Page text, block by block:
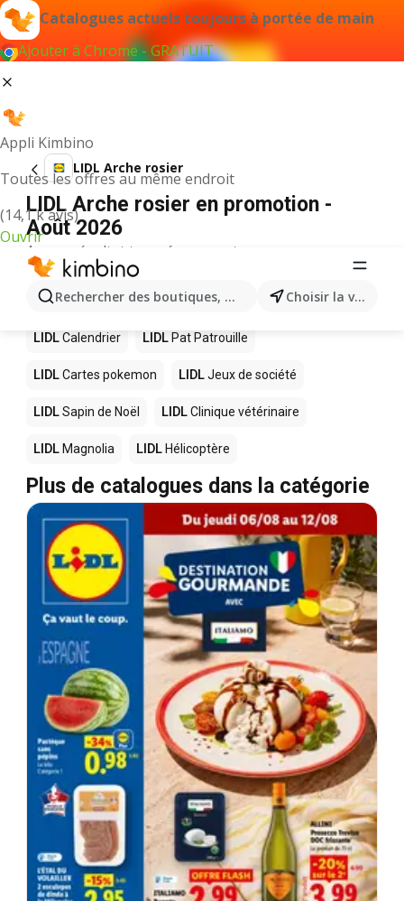
Catalogues actuels toujours à portée de main
Ajouter à Chrome - GRATUIT
Appli Kimbino
Toutes les offres au même endroit
(14,1 k avis)
Ouvrir
Rechercher des boutiques, des catégories, des Choisir la ville
LIDL Arche rosier
LIDL Arche rosier en promotion -
Août 2026
Aucun résultat trouvé pour ce terme.
D’autres produits dans les magasins
LIDL
LIDLCalendrier LIDL Pat Patrouille
LIDLCartes pokemon LIDLJeux de société
LIDLSapin de Noël LIDLClinique vétérinaire
LIDL Magnolia LIDL Hélicoptère
Plus de catalogues dans la catégorie